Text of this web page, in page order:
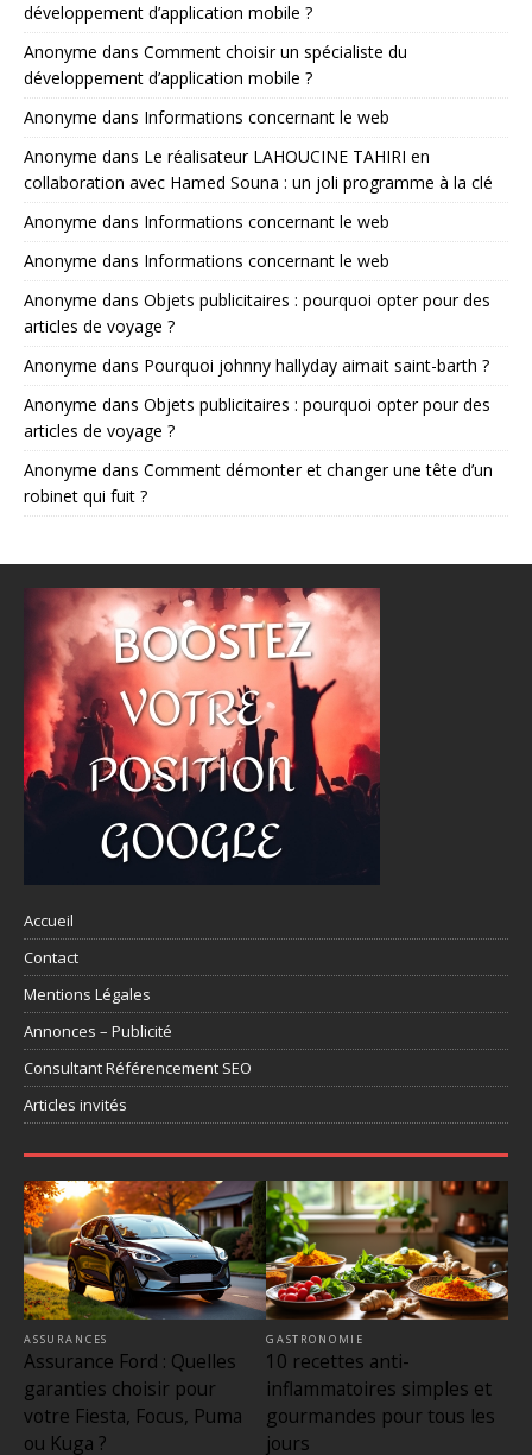
développement d’application mobile ?
Anonyme dans Comment choisir un spécialiste du
développement d’application mobile ?
Anonyme dans Informations concernant le web
Anonyme dans Le réalisateur LAHOUCINE TAHIRI en
collaboration avec Hamed Souna : un joli programme à la clé
Anonyme dans Informations concernant le web
Anonyme dans Informations concernant le web
Anonyme dans Objets publicitaires : pourquoi opter pour des
articles de voyage ?
Anonyme dans Pourquoi johnny hallyday aimait saint-barth ?
Anonyme dans Objets publicitaires : pourquoi opter pour des
articles de voyage ?
Anonyme dans Comment démonter et changer une tête d’un
robinet qui fuit ?
Accueil
Contact
Mentions Légales
Annonces – Publicité
Consultant Référencement SEO
Articles invités
ASSURANCES
Assurance Ford : Quelles
garanties choisir pour
votre Fiesta, Focus, Puma
ou Kuga ?
GASTRONOMIE
10 recettes anti-
inflammatoires simples et
gourmandes pour tous les
jours